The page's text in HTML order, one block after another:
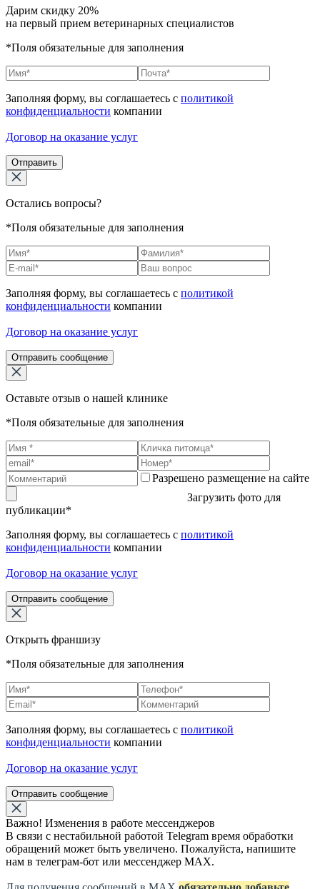
Дарим скидку 20%
на первый прием ветеринарных специалистов
*Поля обязательные для заполнения
Заполняя форму, вы соглашаетесь с политикой
конфиденциальности компании
Договор на оказание услуг
Отправить
Остались вопросы?
*Поля обязательные для заполнения
Заполняя форму, вы соглашаетесь с политикой
конфиденциальности компании
Договор на оказание услуг
Отправить сообщение
Оставьте отзыв о нашей клинике
*Поля обязательные для заполнения
Разрешено размещение на сайте
Загрузить фото для
публикации*
Заполняя форму, вы соглашаетесь с политикой
конфиденциальности компании
Договор на оказание услуг
Отправить сообщение
Открыть франшизу
*Поля обязательные для заполнения
Заполняя форму, вы соглашаетесь с политикой
конфиденциальности компании
Договор на оказание услуг
Отправить сообщение
Важно! Изменения в работе мессенджеров
В связи с нестабильной работой Telegram время обработки
обращений может быть увеличено. Пожалуйста, напишите
нам в телеграм-бот или мессенджер МАХ.